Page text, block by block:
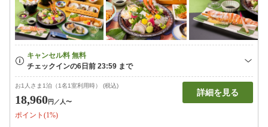
お1人さま1泊（1名1室利用時） (税込)
18,960円 ／人〜
ポイント(1%)
詳細を見る